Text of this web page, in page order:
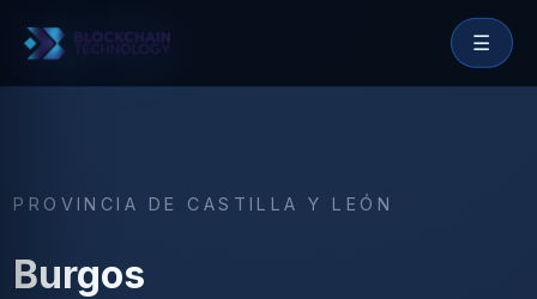
☰
PROVINCIA DE CASTILLA Y LEÓN
Burgos